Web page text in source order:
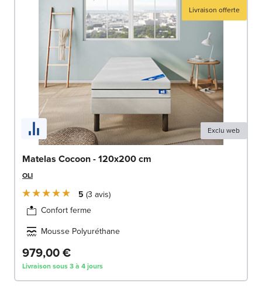
Livraison offerte
Exclu web
Matelas Cocoon - 120x200 cm
OLI
5 3 avis
Confort ferme
Mousse Polyuréthane
979,00 €
Livraison sous 3 à 4 jours